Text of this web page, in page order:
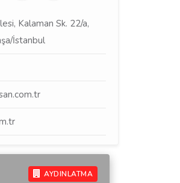
Kalaman Sk. 22/a,
İstanbul
AYDINLATMA